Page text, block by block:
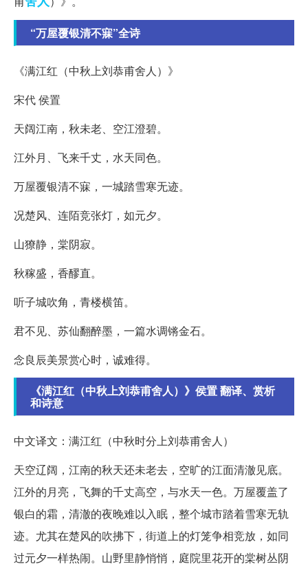
“万屋覆银清不寐”全诗
《满江红（中秋上刘恭甫舍人）》
宋代 侯置
天阔江南，秋未老、空江澄碧。
江外月、飞来千丈，水天同色。
万屋覆银清不寐，一城踏雪寒无迹。
况楚风、连陌竞张灯，如元夕。
山獠静，棠阴寂。
秋稼盛，香醪直。
听子城吹角，青楼横笛。
君不见、苏仙翻醉墨，一篇水调锵金石。
念良辰美景赏心时，诚难得。
《满江红（中秋上刘恭甫舍人）》侯置 翻译、赏析
和诗意
中文译文：满江红（中秋时分上刘恭甫舍人）
天空辽阔，江南的秋天还未老去，空旷的江面清澈见底。
江外的月亮，飞舞的千丈高空，与水天一色。万屋覆盖了
银白的霜，清澈的夜晚难以入眠，整个城市踏着雪寒无轨
迹。尤其在楚风的吹拂下，街道上的灯笼争相竞放，如同
过元夕一样热闹。山野里静悄悄，庭院里花开的棠树丛阴